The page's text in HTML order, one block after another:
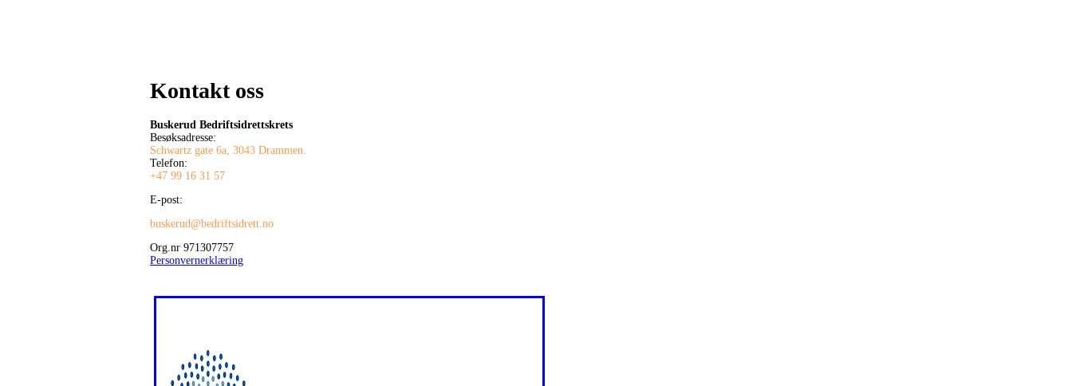
Kontakt oss
Buskerud Bedriftsidrettskrets
Besøksadresse:
Schwartz gate 6a, 3043 Drammen.
Telefon:
+47 99 16 31 57
E-post:
buskerud@bedriftsidrett.no
Org.nr 971307757
Personvernerklæring